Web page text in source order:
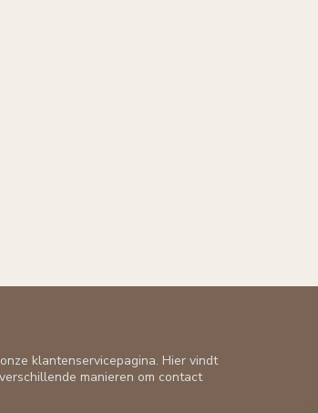
klantenservicepagina. Hier vindt
manieren om contact